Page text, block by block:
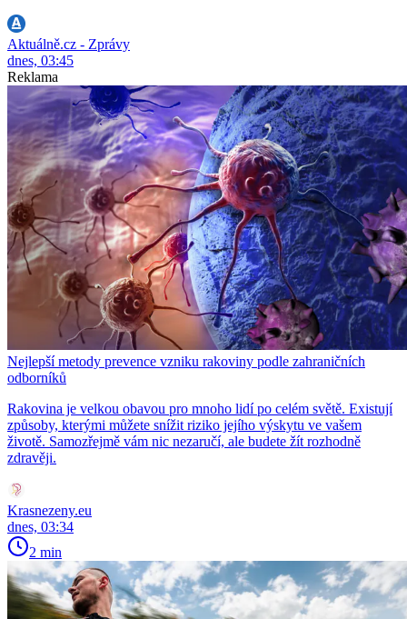
Aktuálně.cz - Zprávy
dnes, 03:45
Reklama
Nejlepší metody prevence vzniku rakoviny podle zahraničních
odborníků
Rakovina je velkou obavou pro mnoho lidí po celém světě. Existují
způsoby, kterými můžete snížit riziko jejího výskytu ve vašem
životě. Samozřejmě vám nic nezaručí, ale budete žít rozhodně
zdravěji.
Krasnezeny.eu
dnes, 03:34
2 min